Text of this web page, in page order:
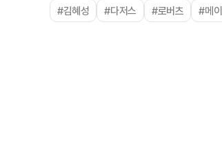
#김혜성 #다저스 #로버츠 #메